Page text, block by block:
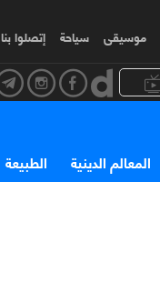
موسیقی سياحة إتصلوا بنا
الطبيعة المعالم الدينية